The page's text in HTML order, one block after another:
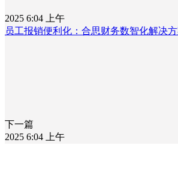
2025 6:04 上午
员工报销便利化：合思财务数智化解决
下一篇
2025 6:04 上午